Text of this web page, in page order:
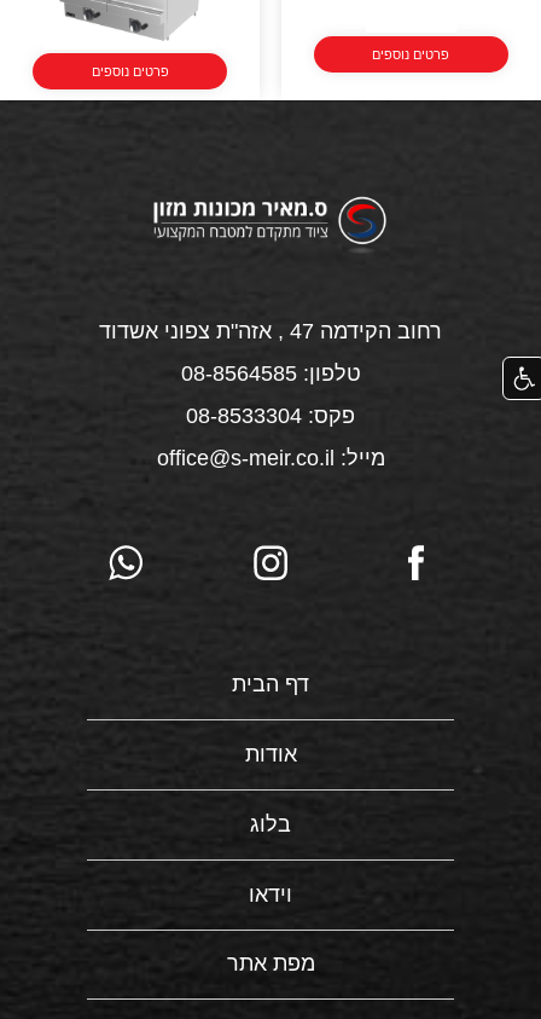
פרטים נוספים
פרטים נוספים
רחוב הקידמה 47 , אזה"ת צפוני אשדוד
טלפון: 08-8564585
פקס: 08-8533304
מייל: office@s-meir.co.il
דף הבית
אודות
בלוג
וידאו
מפת אתר